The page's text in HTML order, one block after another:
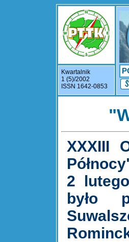
Kwartalnik
1 (5)/2002
ISSN 1642-0853
XXXIII
2
było